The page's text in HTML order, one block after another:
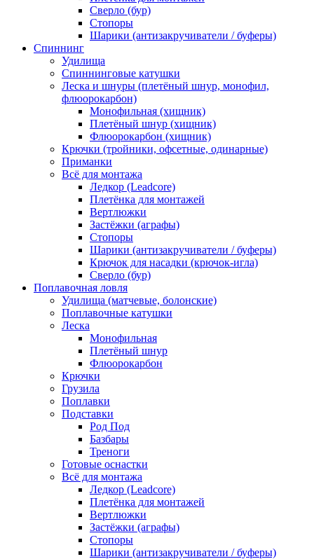
Сверло (бур)
Стопоры
Шарики (антизакручиватели / буферы)
Спиннинг
Удилища
Спиннинговые катушки
Леска и шнуры (плетёный шнур, монофил,
флюорокарбон)
Монофильная (хищник)
Плетёный шнур (хищник)
Флюорокарбон (хищник)
Крючки (тройники, офсетные, одинарные)
Приманки
Всё для монтажа
Ледкор (Leadcore)
Плетёнка для монтажей
Вертлюжки
Застёжки (аграфы)
Стопоры
Шарики (антизакручиватели / буферы)
Крючок для насадки (крючок-игла)
Сверло (бур)
Поплавочная ловля
Удилища (матчевые, болонские)
Поплавочные катушки
Леска
Монофильная
Плетёный шнур
Флюорокарбон
Крючки
Грузила
Поплавки
Подставки
Род Под
Базбары
Треноги
Готовые оснастки
Всё для монтажа
Ледкор (Leadcore)
Плетёнка для монтажей
Вертлюжки
Застёжки (аграфы)
Стопоры
Шарики (антизакручиватели / буферы)